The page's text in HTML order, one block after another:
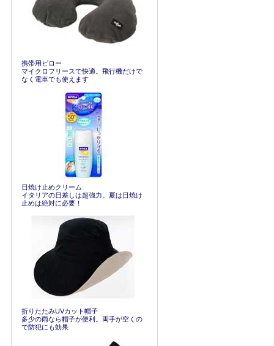
携帯用ピロー
マイクロフリースで快適。飛行機だけで
なく電車でも使えます
日焼け止めクリーム
イタリアの日差しは超強力。夏は日焼け
止めは絶対に必要！
折りたたみUVカット帽子
多少の雨なら帽子が便利。両手が空くの
で防犯にも効果